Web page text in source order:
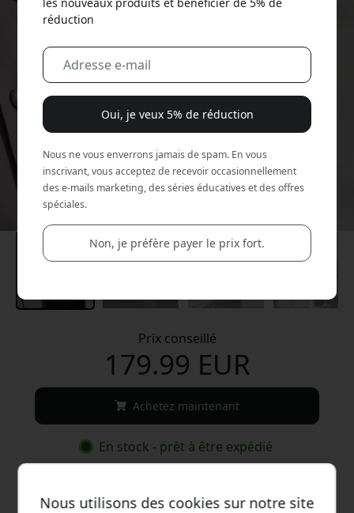
Prix conseillé
179.99 EUR
Achetez maintenant
En stock - prêt à être expédié
Pas de frais cachés
Nous utilisons des cookies sur notre site
réduction
Oui, je veux 5% de réduction
Nous ne vous enverrons jamais de spam. En vous
inscrivant, vous acceptez de recevoir occasionnellement
des e-mails marketing, des séries éducatives et des offres
spéciales.
Non, je préfère payer le prix fort.